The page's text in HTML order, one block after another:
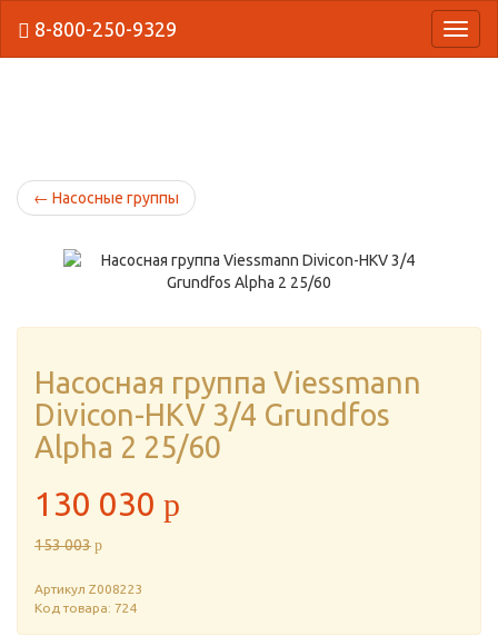
8-800-250-9329
← Насосные группы
Насосная группа Viessmann
Divicon-HKV 3/4 Grundfоs
Alpha 2 25/60
130 030 p
153 003 p
Артикул Z008223
Код товара: 724